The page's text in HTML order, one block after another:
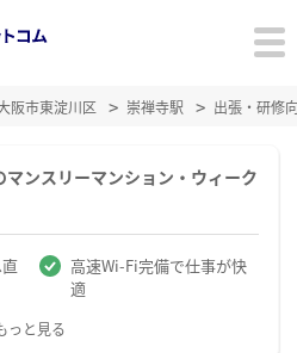
阪市東淀川区 崇禅寺駅 出張・研修
ンスリーマンション・ウィーク
高速Wi-Fi完備で仕事が快
適
っと見る